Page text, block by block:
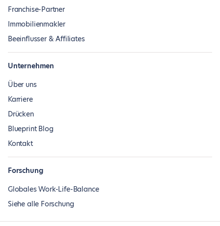
Franchise-Partner
Immobilienmakler
Beeinflusser & Affiliates
Unternehmen
Über uns
Karriere
Drücken
Blueprint Blog
Kontakt
Forschung
Globales Work-Life-Balance
Siehe alle Forschung